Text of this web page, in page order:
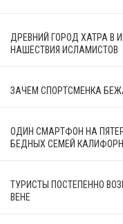
ДРЕВНИЙ ГОРОД ХАТРА В
НАШЕСТВИЯ ИСЛАМИСТОВ
ЗАЧЕМ СПОРТСМЕНКА
ОДИН СМАРТФОН НА
БЕДНЫХ СЕМЕЙ
ТУРИСТЫ ПОСТЕПЕННО
ВЕНЕ